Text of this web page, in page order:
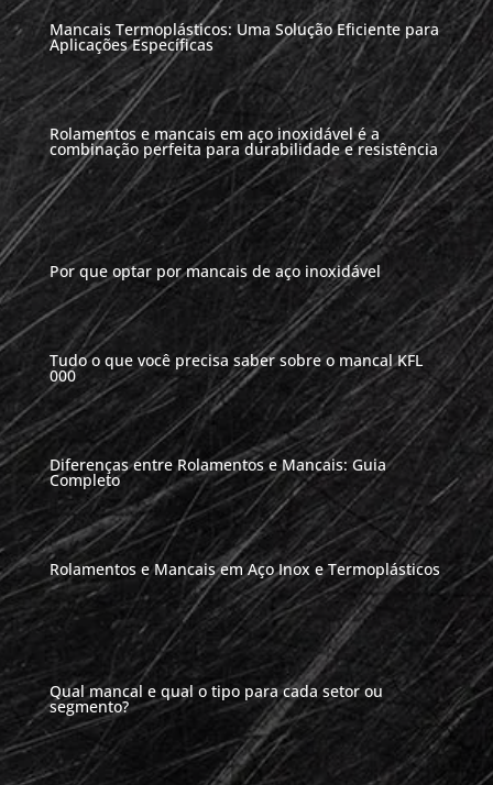
Mancais Termoplásticos: Uma Solução Eficiente para
Aplicações Específicas
Rolamentos e mancais em aço inoxidável é a
combinação perfeita para durabilidade e resistência
Por que optar por mancais de aço inoxidável
Tudo o que você precisa saber sobre o mancal KFL
000
Diferenças entre Rolamentos e Mancais: Guia
Completo
Rolamentos e Mancais em Aço Inox e Termoplásticos
Qual mancal e qual o tipo para cada setor ou
segmento?